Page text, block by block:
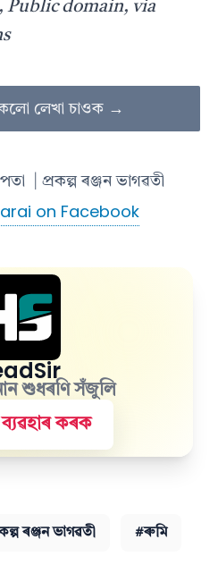
Public domain, via
লেখা চাওক →
| প্ৰকল্প ৰঞ্জন ভাগৱতী
on Facebook
শুধৰণি সঁজুলি
ব্যৱহাৰ কৰক
ৰঞ্জন ভাগৱতী #ৰুমি